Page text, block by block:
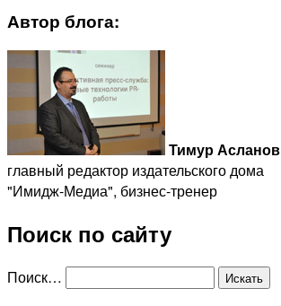
Автор блога:
Тимур Асланов
главный редактор издательского дома
"Имидж-Медиа", бизнес-тренер
Поиск по сайту
Поиск…